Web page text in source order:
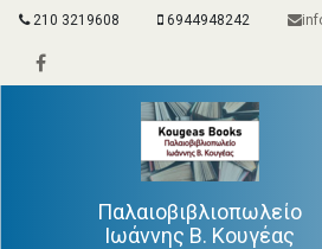
210 3219608 6944948242
Παλαιοβιβλιοπωλείο
Ιωάννης Β. Κουγέας